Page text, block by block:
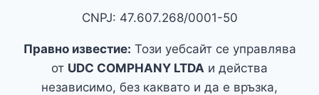
CNPJ: 47.607.268/0001-50
Правно известие: Този уебсайт се управлява
от UDC COMPHANY LTDA и действа
независимо, без каквато и да е връзка,